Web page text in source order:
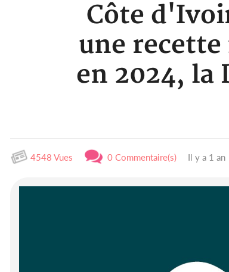
Côte
une recette
en 2024, la
4548 Vues 0 Commentaire(s) Il y a 1 an